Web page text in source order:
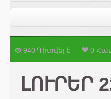
940 Դիտվել է 0
ԼՈՒՐԵՐ